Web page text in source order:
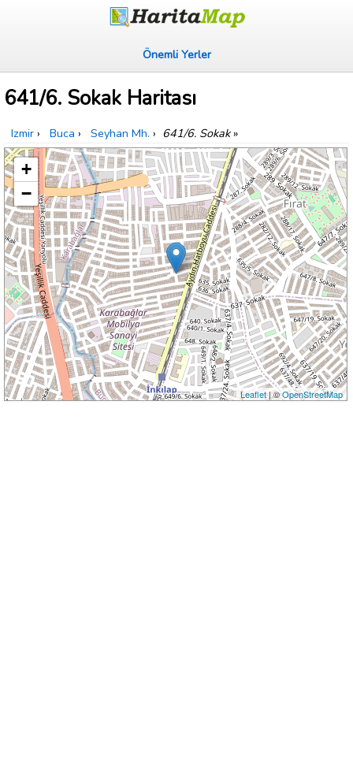
Önemli Yerler
641/6. Sokak Haritası
Izmir › Buca › Seyhan Mh. › 641/6. Sokak»
+
−
Leaflet| ©OpenStreetMap